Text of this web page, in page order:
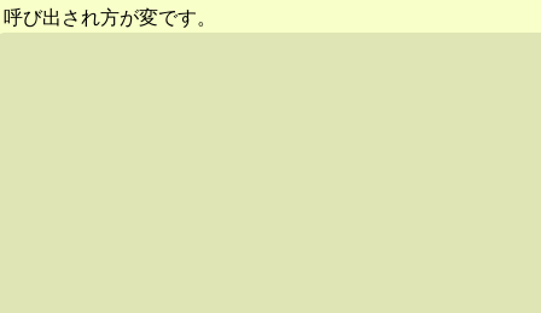
呼び出され方が変です。